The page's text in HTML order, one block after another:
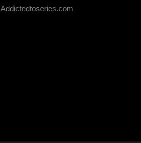
Addictedtoseries.com